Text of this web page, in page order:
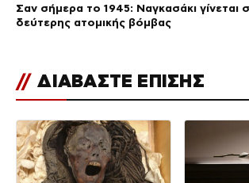
Σαν σήμερα το 1945: Ναγκασάκι γίνεται
δεύτερης ατομικής βόμβας
// ΔΙΑΒΑΣΤΕ ΕΠΙΣΗΣ